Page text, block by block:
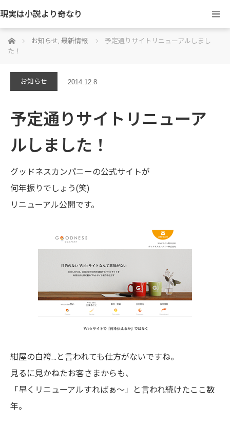
現実は小説より奇なり
ホーム お知らせ, 最新情報
予定通りサイトリニューアルしまし
た！
お知らせ 2014.12.8
予定通りサイトリニューア
ルしました！
グッドネスカンパニーの公式サイトが
何年振りでしょう(笑)
リニューアル公開です。
紺屋の白袴…と言われても仕方がないですね。
見るに見かねたお客さまからも、
「早くリニューアルすればぁ～」と言われ続けたここ数
年。